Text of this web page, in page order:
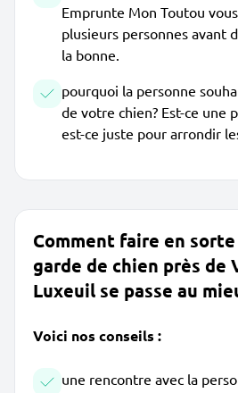
Emprunte Mon Toutou
plusieurs personnes avant
la bonne.
pourquoi la personne
de votre chien? Est-ce une
est-ce juste pour arrondir
Comment faire en
garde de chien près de
Luxeuil se passe au
Voici nos conseils :
une rencontre avec la